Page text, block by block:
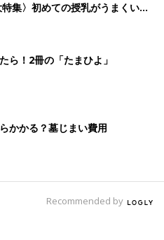
」
うじ（小掃除）に「ルックプ
便器にスプレーして60秒後に
とのこと。床にも使えるのが便
口ピカピカ
集〉初めての授乳がうまくい
クの基本と夏のトラブル 解決テ
ら！2冊の「たまひよ」
かかる？墓じまい費用
Recommended by